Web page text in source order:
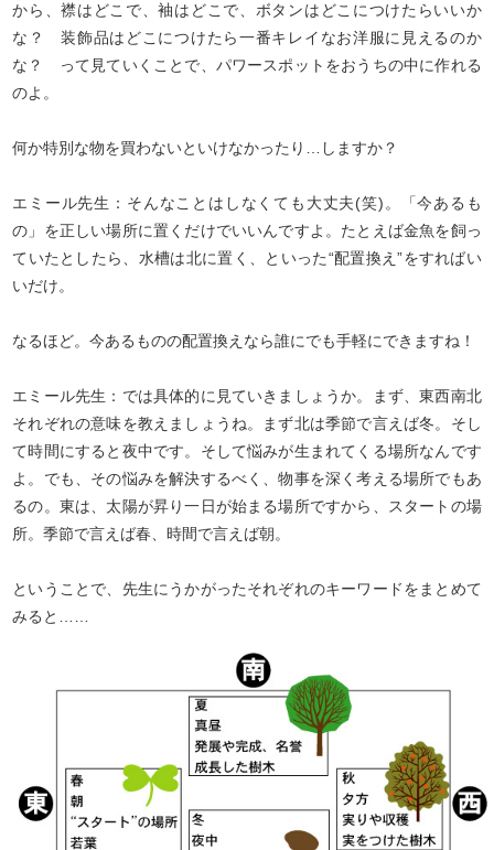
から、襟はどこで、袖はどこで、ボタンはどこにつけたらいいか
な？ 装飾品はどこにつけたら一番キレイなお洋服に見えるのか
な？ って見ていくことで、パワースポットをおうちの中に作れる
のよ。
何か特別な物を買わないといけなかったり…しますか？
エミール先生：そんなことはしなくても大丈夫(笑)。「今あるも
の」を正しい場所に置くだけでいいんですよ。たとえば金魚を飼っ
ていたとしたら、水槽は北に置く、といった“配置換え”をすればい
いだけ。
なるほど。今あるものの配置換えなら誰にでも手軽にできますね！
エミール先生：では具体的に見ていきましょうか。まず、東西南北
それぞれの意味を教えましょうね。まず北は季節で言えば冬。そし
て時間にすると夜中です。そして悩みが生まれてくる場所なんです
よ。でも、その悩みを解決するべく、物事を深く考える場所でもあ
るの。東は、太陽が昇り一日が始まる場所ですから、スタートの場
所。季節で言えば春、時間で言えば朝。
ということで、先生にうかがったそれぞれのキーワードをまとめて
みると……